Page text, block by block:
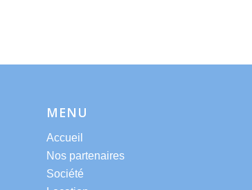
MENU
Accueil
Nos partenaires
Société